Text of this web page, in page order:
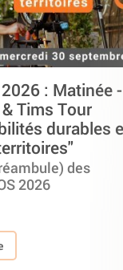
: Matinée -
Tims Tour
durables
des
2026